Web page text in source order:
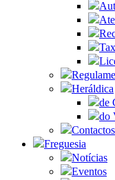
Heráldica
de
do
Freguesia
Notícias
Eventos